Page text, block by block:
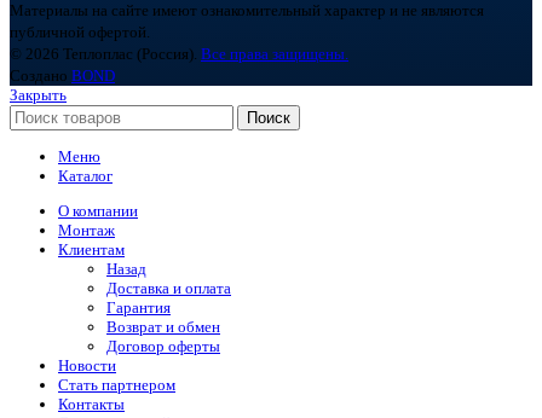
Материалы на сайте имеют ознакомительный характер и не являются
публичной офертой.
© 2026 Теплоплас (Россия). Все права защищены.
Создано BOND
Закрыть
Поиск
Меню
Каталог
О компании
Монтаж
Клиентам
Назад
Доставка и оплата
Гарантия
Возврат и обмен
Договор оферты
Новости
Стать партнером
Контакты